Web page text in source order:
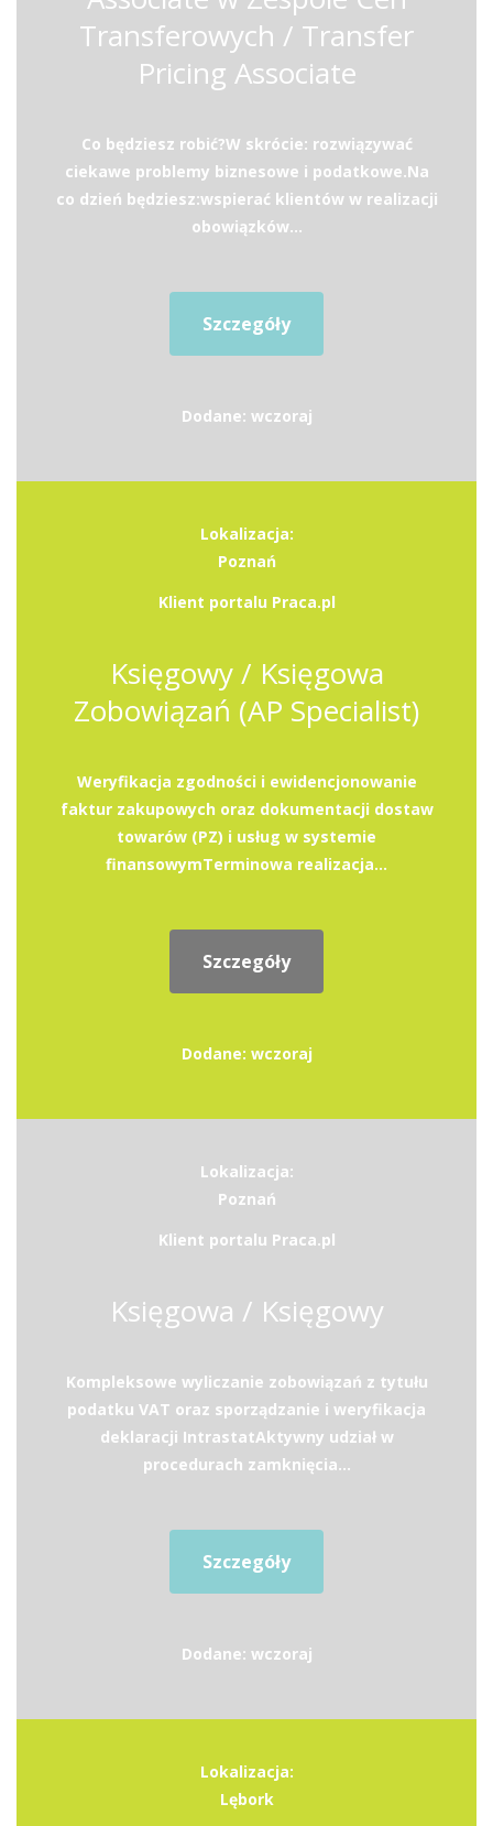
Transferowych / Transfer
Pricing Associate
Co będziesz robić?W skrócie: rozwiązywać
ciekawe problemy biznesowe i podatkowe.Na
co dzień będziesz:wspierać klientów w realizacji
obowiązków...
Szczegóły
Dodane: wczoraj
Lokalizacja:
Poznań
Klient portalu Praca.pl
Księgowy / Księgowa
Zobowiązań (AP Specialist)
Weryfikacja zgodności i ewidencjonowanie
faktur zakupowych oraz dokumentacji dostaw
towarów (PZ) i usług w systemie
finansowymTerminowa realizacja...
Szczegóły
Dodane: wczoraj
Lokalizacja:
Poznań
Klient portalu Praca.pl
Księgowa / Księgowy
Kompleksowe wyliczanie zobowiązań z tytułu
podatku VAT oraz sporządzanie i weryfikacja
deklaracji IntrastatAktywny udział w
procedurach zamknięcia...
Szczegóły
Dodane: wczoraj
Lokalizacja:
Lębork